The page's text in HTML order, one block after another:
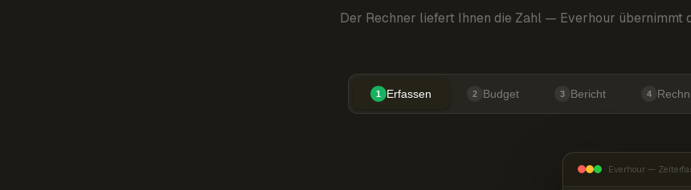
Der Rechner liefert Ihnen die Zahl — Everhour übernimmt
1 Erfassen 2 Budget 3 Bericht 4
Everhour —